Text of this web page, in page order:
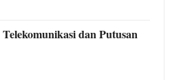
dan Putusan